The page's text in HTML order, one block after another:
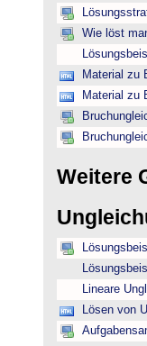
Wie löst
Material zu
Material zu
Weitere
Lineare
Lösen von